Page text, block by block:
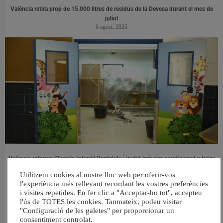
València retira prop de 15.000 litres de residus de la Devesa durant el mes de
juliol
6 agost, 2026
València reforma l’Escola Infantil Pardalets i instal·larà aire condicionat a totes
5 agost, 2026
Utilitzem cookies al nostre lloc web per oferir-vos
l'experiència més rellevant recordant les vostres preferències
i visites repetides. En fer clic a "Acceptar-ho tot", accepteu
l'ús de TOTES les cookies. Tanmateix, podeu visitar
"Configuració de les galetes" per proporcionar un
consentiment controlat.